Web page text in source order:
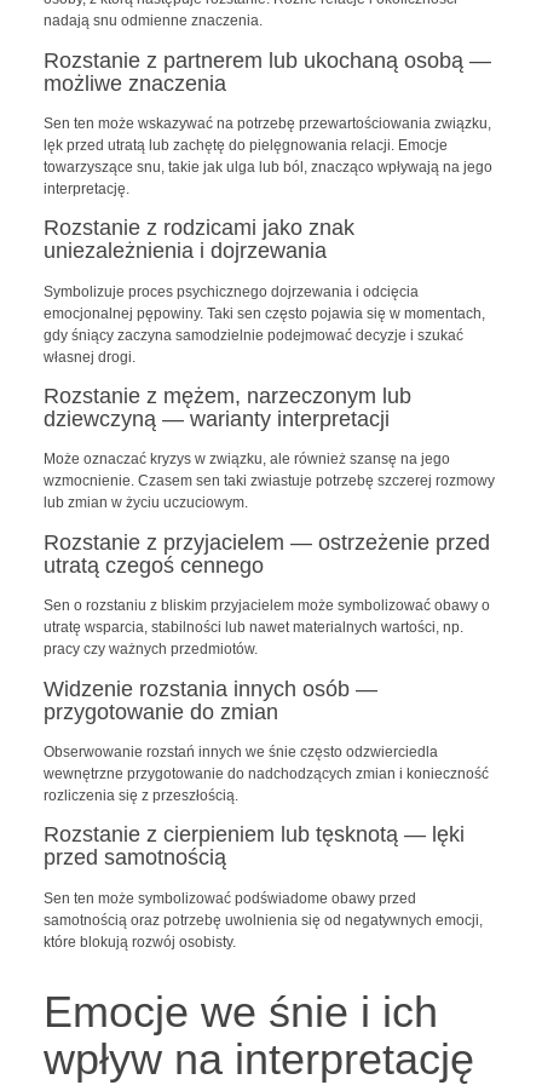
nadają snu odmienne znaczenia.
Rozstanie z partnerem lub ukochaną osobą —
możliwe znaczenia
Sen ten może wskazywać na potrzebę przewartościowania związku,
lęk przed utratą lub zachętę do pielęgnowania relacji. Emocje
towarzyszące snu, takie jak ulga lub ból, znacząco wpływają na jego
interpretację.
Rozstanie z rodzicami jako znak
uniezależnienia i dojrzewania
Symbolizuje proces psychicznego dojrzewania i odcięcia
emocjonalnej pępowiny. Taki sen często pojawia się w momentach,
gdy śniący zaczyna samodzielnie podejmować decyzje i szukać
własnej drogi.
Rozstanie z mężem, narzeczonym lub
dziewczyną — warianty interpretacji
Może oznaczać kryzys w związku, ale również szansę na jego
wzmocnienie. Czasem sen taki zwiastuje potrzebę szczerej rozmowy
lub zmian w życiu uczuciowym.
Rozstanie z przyjacielem — ostrzeżenie przed
utratą czegoś cennego
Sen o rozstaniu z bliskim przyjacielem może symbolizować obawy o
utratę wsparcia, stabilności lub nawet materialnych wartości, np.
pracy czy ważnych przedmiotów.
Widzenie rozstania innych osób —
przygotowanie do zmian
Obserwowanie rozstań innych we śnie często odzwierciedla
wewnętrzne przygotowanie do nadchodzących zmian i konieczność
rozliczenia się z przeszłością.
Rozstanie z cierpieniem lub tęsknotą — lęki
przed samotnością
Sen ten może symbolizować podświadome obawy przed
samotnością oraz potrzebę uwolnienia się od negatywnych emocji,
które blokują rozwój osobisty.
Emocje we śnie i ich
wpływ na interpretację